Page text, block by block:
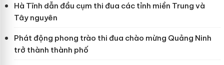
Hà Tĩnh dẫn đầu cụm thi đua các tỉnh miền Trung và
Tây nguyên
Phát động phong trào thi đua chào mừng Quảng Ninh
trở thành thành phố